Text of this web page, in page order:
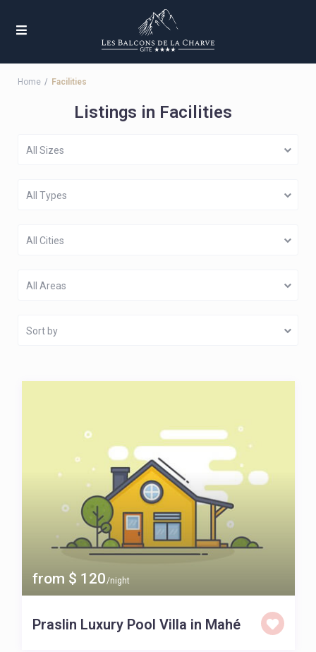
Home Facilities
Listings in Facilities
All Sizes
All Types
All Cities
All Areas
Sort by
from $ 120/night
Praslin Luxury Pool Villa in Mahé